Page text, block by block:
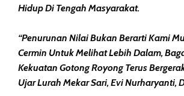
Hidup Di Tengah Masyarakat.
“Penurunan Nilai Bukan Berarti Kami
Cermin Untuk Melihat Lebih Dalam,
Kekuatan Gotong Royong Terus
Ujar Lurah Mekar Sari, Evi Nurharyanti,